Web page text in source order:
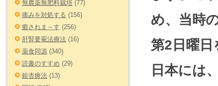
無農薬無肥料栽培 (77)
痛みを対処する (156)
癒されま～す (256)
肝腎要罨法療法 (16)
薬食同源 (340)
読書のすすめ (29)
銀杏療法 (13)
め、当時
第2日曜日
日本には